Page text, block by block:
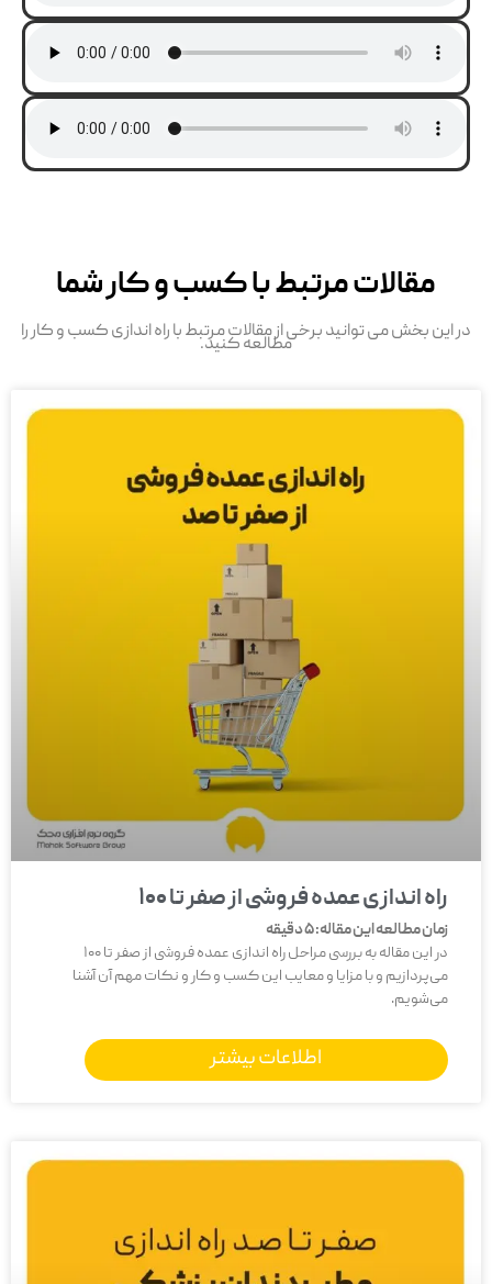
مقالات مرتبط با کسب و کار شما
در این بخش می توانید برخی از مقالات مرتبط با راه اندازی کسب و کار را
مطالعه کنید.
راه اندازی عمده فروشی از صفر تا 100
زمان مطالعه این مقاله:5دقیقه
در این مقاله به بررسی مراحل راه اندازی عمده فروشی از صفر تا 100
می‌پردازیم و با مزایا و معایب این کسب و کار و نکات مهم آن آشنا
می‌شویم.
اطلاعات بیشتر